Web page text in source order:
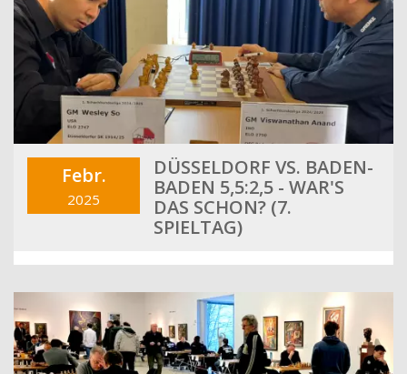
Febr.
2025
DÜSSELDORF VS. BADEN-
BADEN 5,5:2,5 - WAR'S
DAS SCHON? (7.
SPIELTAG)